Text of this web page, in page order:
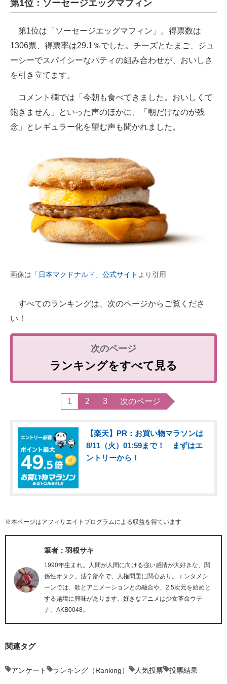
第1位：ソーセージエッグマフィン
第1位は「ソーセージエッグマフィン」。得票数は
1306票、得票率は29.1％でした。チーズとたまご、ジュ
ーシーでスパイシーなパティの組み合わせが、おいしさ
を引き立てます。
コメント欄では「今朝も食べてきました。おいしくて
飽きません」といった声のほかに、「朝だけなのが残
念」とレギュラー化を望む声も聞かれました。
画像は 「日本マクドナルド」公式サイト より引用
すべてのランキングは、次のページからご覧くださ
い！
ランキングをすべて見る
1 2 3 次のページ
【楽天】PR：お買い物マラソンは
8/11（火）01:59まで！ まずはエ
ントリーから！
※本ページはアフィリエイトプログラムによる収益を得ています
筆者：羽根サキ
1990年生まれ。人間が人間に向ける強い感情が大好きな、関
係性オタク。法学部卒で、人権問題に関心あり。エンタメシ
ーンでは、歌とアニメーションとの融合や、2.5次元を始めと
する越境に興味があります。好きなアニメは少女革命ウテ
ナ、AKB0048。
関連タグ
アンケート ランキング（Ranking） 人気投票 投票結果